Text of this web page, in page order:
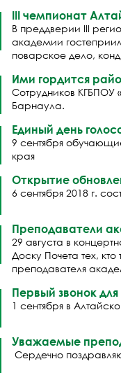
III чемпионат
В преддверии III
академии
поварское дело,
Ими гордится
Сотрудников КГБПОУ
Барнаула.
Единый день
9 сентября
края
Открытие
6 сентября 2018 г.
Преподаватели
29 августа в
Доску Почета тех,
преподавателя
Первый звонок
1 сентября в
Уважаемые
Сердечно